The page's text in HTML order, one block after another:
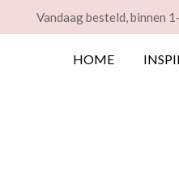
Vandaag besteld, binnen
HOME